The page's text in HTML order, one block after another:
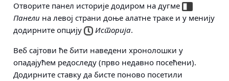
Отворите панел историје додиром на дугме
Панели на левој страни доње алатне траке и у менију
додирните опцију
Историја.
Веб сајтови ће бити наведени хронолошки у
опадајућем редоследу (прво недавно посећени).
Додирните ставку да бисте поново посетили